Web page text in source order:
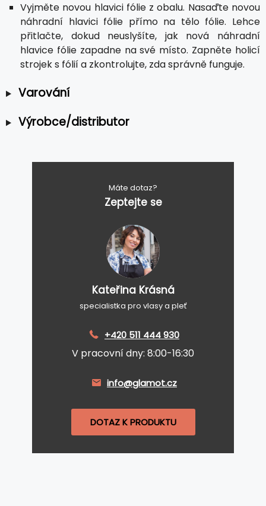
Vyjměte novou hlavici fólie z obalu. Nasaďte novou
náhradní hlavici fólie přímo na tělo fólie. Lehce
přitlačte, dokud neuslyšíte, jak nová náhradní
hlavice fólie zapadne na své místo. Zapněte holicí
strojek s fólií a zkontrolujte, zda správně funguje.
Varování
Výrobce/distributor
Máte dotaz?
Zeptejte se
Kateřina Krásná
specialistka pro vlasy a pleť
+420 511 444 930
V pracovní dny: 8:00-16:30
info@glamot.cz
DOTAZ K PRODUKTU